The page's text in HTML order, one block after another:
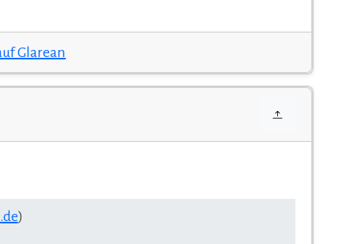
Glarean
)